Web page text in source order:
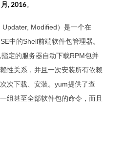
, 2016。
Modified）是一个在
中的Shell前端软件包管理器。
定的服务器自动下载RPM包并
性关系，并且一次安装所有依赖
次下载、安装。yum提供了查
组甚至全部软件包的命令，而且